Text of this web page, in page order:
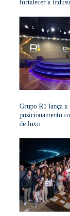
fortalecer a
Grupo R1 lança
posicionamento
de luxo